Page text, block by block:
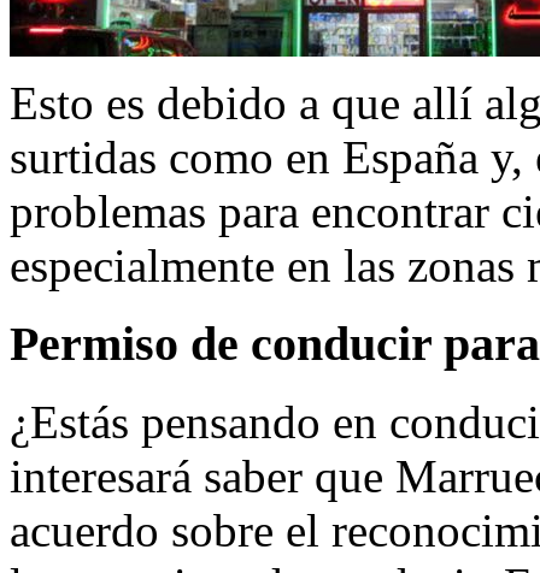
Esto es debido a que allí
surtidas como en España
problemas para encontrar
especialmente en las zonas
Permiso de conducir
¿Estás pensando en
interesará saber que
acuerdo sobre el